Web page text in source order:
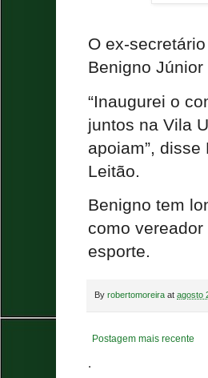
O ex-
Benigno
“Inaugurei o
juntos na Vila
apoiam”,
Leitão.
Benigno tem
como
esporte.
By robertomoreira at agosto
Postagem mais recente
.